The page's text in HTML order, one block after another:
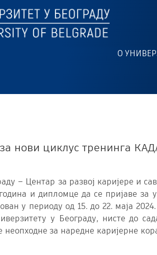
О
нови циклус тренинга
– Центар за развој каријере и
и дипломце да се пријаве
у периоду од 15. до 22. маја
у Београду, нисте до
за наредне каријерне